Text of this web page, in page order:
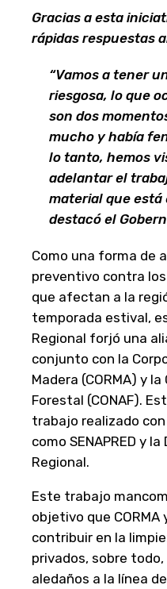
Gracias a esta
rápidas respuestas
“Vamos a tener
riesgosa, lo que
son dos
mucho y había
lo tanto, hemos
adelantar el
material que está
destacó el
Como una forma de
preventivo contra
que afectan a la
temporada estival,
Regional forjó una
conjunto con la
Madera (CORMA) y
Forestal (CONAF).
trabajo realizado
como SENAPRED y
Regional.
Este trabajo
objetivo que CORMA
contribuir en la
privados, sobre
aledaños a la línea